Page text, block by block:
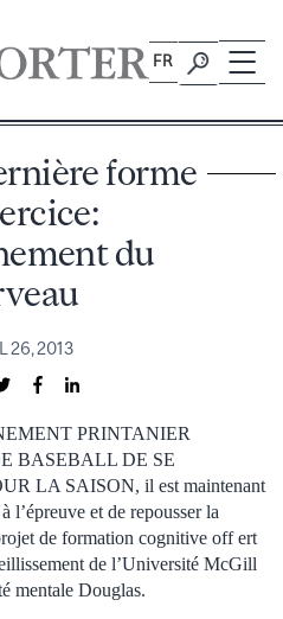
FR
forme
du
26, 2013
PRINTANIER
BASEBALL DE SE
LA SAISON, il est maintenant
l’épreuve et de repousser la
de formation cognitive off ert
de l’Université McGill
mentale Douglas.